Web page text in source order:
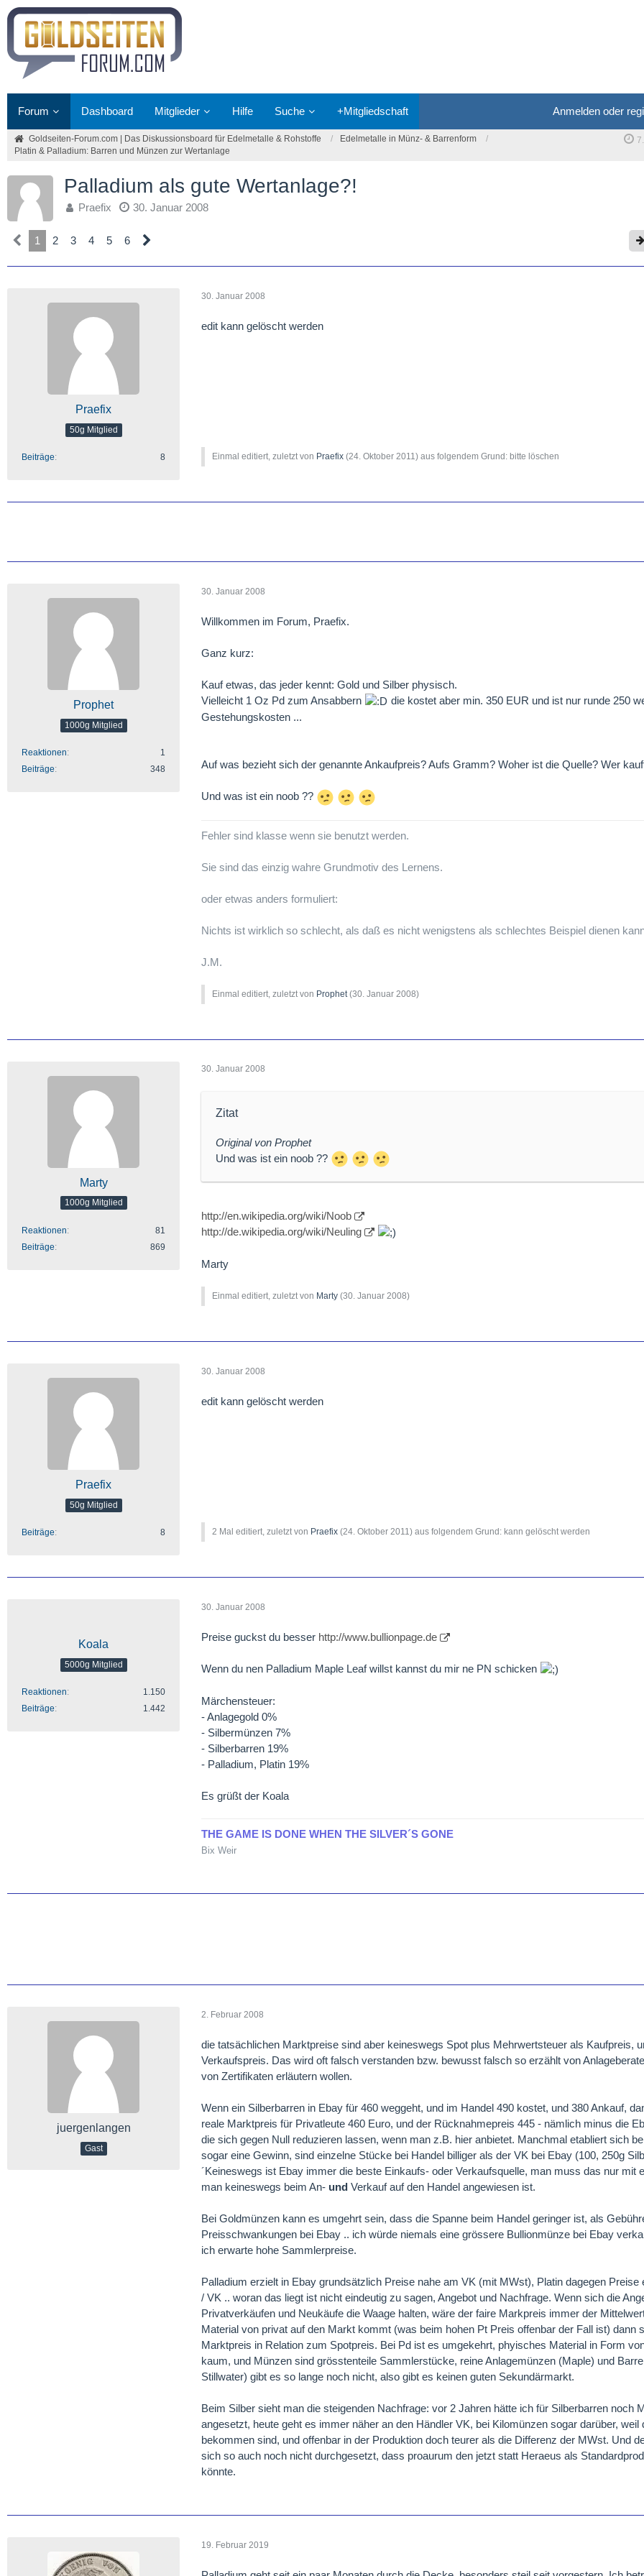
Forum Dashboard Mitglieder Hilfe Suche +Mitgliedschaft Anmelden oder
Goldseiten-Forum.com | Das Diskussionsboard für Edelmetalle & Rohstoffe
Edelmetalle in Münz- & Barrenform
Platin & Palladium: Barren und Münzen zur Wertanlage
Palladium als gute Wertanlage?!
Praefix 30. Januar 2008
1 2 3 4 5 6
Praefix
50g Mitglied
Beiträge 8
30. Januar 2008
edit kann gelöscht werden
Einmal editiert, zuletzt von Praefix (24. Oktober 2011) aus folgendem Grund: bitte löschen
Prophet
1000g Mitglied
Reaktionen
1
Beiträge
348
30. Januar 2008
Willkommen im Forum, Praefix.
Ganz kurz:
Kauf etwas, das jeder kennt: Gold und Silber physisch.
Vielleicht 1 Oz Pd zum Ansabbern
die kostet aber min. 350 EUR und ist nur runde 250
Gestehungskosten ...
Auf was bezieht sich der genannte Ankaufpreis? Aufs Gramm? Woher ist die Quelle? Wer
Und was ist ein noob ??
Fehler sind klasse wenn sie benutzt werden.
Sie sind das einzig wahre Grundmotiv des Lernens.
oder etwas anders formuliert:
Nichts ist wirklich so schlecht, als daß es nicht wenigstens als schlechtes Beispiel dienen
J.M.
Einmal editiert, zuletzt von Prophet (30. Januar 2008)
Marty
1000g Mitglied
Reaktionen
81
Beiträge
869
30. Januar 2008
Zitat
Original von Prophet
Und was ist ein noob ??
http://en.wikipedia.org/wiki/Noob
http://de.wikipedia.org/wiki/Neuling
Marty
Einmal editiert, zuletzt von Marty (30. Januar 2008)
Praefix
50g Mitglied
Beiträge 8
30. Januar 2008
edit kann gelöscht werden
2 Mal editiert, zuletzt von Praefix (24. Oktober 2011) aus folgendem Grund: kann gelöscht werden
Koala
5000g Mitglied
Reaktionen
1.150
Beiträge
1.442
30. Januar 2008
Preise guckst du besser http://www.bullionpage.de
Wenn du nen Palladium Maple Leaf willst kannst du mir ne PN schicken
Märchensteuer:
- Anlagegold 0%
- Silbermünzen 7%
- Silberbarren 19%
- Palladium, Platin 19%
Es grüßt der Koala
THE GAME IS DONE WHEN THE SILVER´S GONE
Bix Weir
juergenlangen
Gast
2. Februar 2008
die tatsächlichen Marktpreise sind aber keineswegs Spot plus Mehrwertsteuer als Kaufpreis,
Verkaufspreis. Das wird oft falsch verstanden bzw. bewusst falsch so erzählt von
von Zertifikaten erläutern wollen.
Wenn ein Silberbarren in Ebay für 460 weggeht, und im Handel 490 kostet, und 380 Ankauf,
reale Marktpreis für Privatleute 460 Euro, und der Rücknahmepreis 445 - nämlich minus die
die sich gegen Null reduzieren lassen, wenn man z.B. hier anbietet. Manchmal etabliert sich
sogar eine Gewinn, sind einzelne Stücke bei Handel billiger als der VK bei Ebay (100, 250g
´Keineswegs ist Ebay immer die beste Einkaufs- oder Verkaufsquelle, man muss das nur mit
man keineswegs beim An- und Verkauf auf den Handel angewiesen ist.
Bei Goldmünzen kann es umgehrt sein, dass die Spanne beim Handel geringer ist, als
Preisschwankungen bei Ebay .. ich würde niemals eine grössere Bullionmünze bei Ebay
ich erwarte hohe Sammlerpreise.
Palladium erzielt in Ebay grundsätzlich Preise nahe am VK (mit MWst), Platin dagegen Preise
/ VK .. woran das liegt ist nicht eindeutig zu sagen, Angebot und Nachfrage. Wenn sich die
Privatverkäufen und Neukäufe die Waage halten, wäre der faire Markpreis immer der
Material von privat auf den Markt kommt (was beim hohen Pt Preis offenbar der Fall ist) dann
Marktpreis in Relation zum Spotpreis. Bei Pd ist es umgekehrt, phyisches Material in Form
kaum, und Münzen sind grösstenteile Sammlerstücke, reine Anlagemünzen (Maple) und
Stillwater) gibt es so lange noch nicht, also gibt es keinen guten Sekundärmarkt.
Beim Silber sieht man die steigenden Nachfrage: vor 2 Jahren hätte ich für Silberbarren noch
angesetzt, heute geht es immer näher an den Händler VK, bei Kilomünzen sogar darüber, weil
bekommen sind, und offenbar in der Produktion doch teurer als die Differenz der MWst. Und
sich so auch noch nicht durchgesetzt, dass proaurum den jetzt statt Heraeus als
könnte.
19. Februar 2019